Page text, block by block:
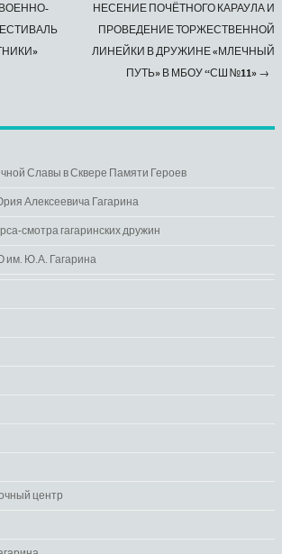
НЕСЕНИЕ ПОЧЁТНОГО КАРАУЛА И
ПРОВЕДЕНИЕ ТОРЖЕСТВЕННОЙ
ЛИНЕЙКИ В ДРУЖИНЕ «МЛЕЧНЫЙ
ПУТЬ» В МБОУ “СШ №11»→
Славы в Сквере Памяти Героев
Алексеевича Гагарина
смотра гагаринских дружин
им. Ю.А. Гагарина
центр